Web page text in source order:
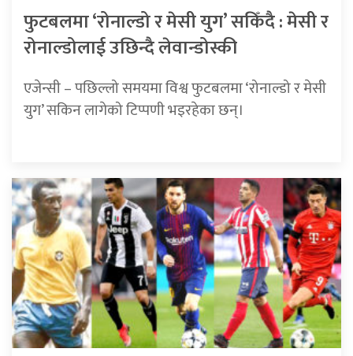
फुटबलमा ‘रोनाल्डो र मेसी युग’ सकिँदै : मेसी र
रोनाल्डोलाई उछिन्दै लेवान्डोस्की
एजेन्सी – पछिल्लो समयमा विश्व फुटबलमा ‘रोनाल्डो र मेसी
युग’ सकिन लागेको टिप्पणी भइरहेका छन्।